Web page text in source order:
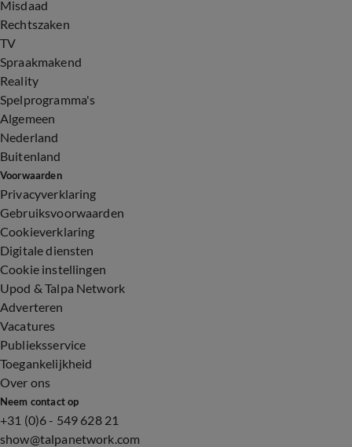
Misdaad
Rechtszaken
TV
Spraakmakend
Reality
Spelprogramma's
Algemeen
Nederland
Buitenland
Voorwaarden
Privacyverklaring
Gebruiksvoorwaarden
Cookieverklaring
Digitale diensten
Cookie instellingen
Upod & Talpa Network
Adverteren
Vacatures
Publieksservice
Toegankelijkheid
Over ons
Neem contact op
+31 (0)6 - 549 628 21
show@talpanetwork.com